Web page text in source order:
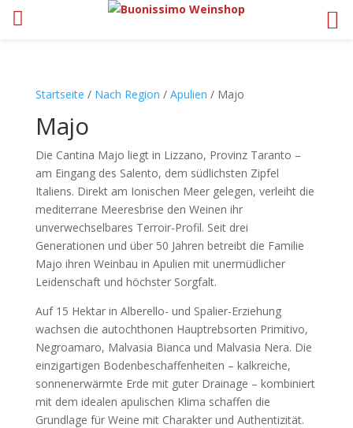
Startseite / Nach Region / Apulien / Majo
Majo
Die Cantina Majo liegt in Lizzano, Provinz Taranto –
am Eingang des Salento, dem südlichsten Zipfel
Italiens. Direkt am Ionischen Meer gelegen, verleiht die
mediterrane Meeresbrise den Weinen ihr
unverwechselbares Terroir-Profil. Seit drei
Generationen und über 50 Jahren betreibt die Familie
Majo ihren Weinbau in Apulien mit unermüdlicher
Leidenschaft und höchster Sorgfalt.
Auf 15 Hektar in Alberello- und Spalier-Erziehung
wachsen die autochthonen Hauptrebsorten Primitivo,
Negroamaro, Malvasia Bianca und Malvasia Nera. Die
einzigartigen Bodenbeschaffenheiten – kalkreiche,
sonnenerwärmte Erde mit guter Drainage – kombiniert
mit dem idealen apulischen Klima schaffen die
Grundlage für Weine mit Charakter und Authentizität.